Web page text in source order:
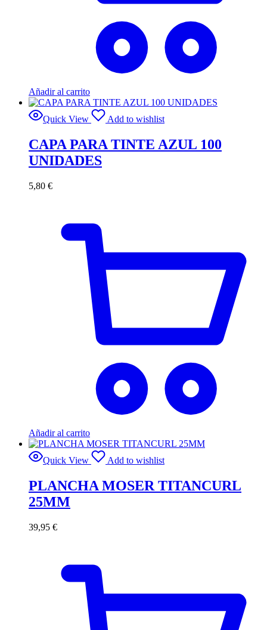
Añadir al carrito
Quick View Add to wishlist
CAPA PARA TINTE AZUL 100
UNIDADES
5,80 €
Añadir al carrito
Quick View Add to wishlist
PLANCHA MOSER TITANCURL
25MM
39,95 €